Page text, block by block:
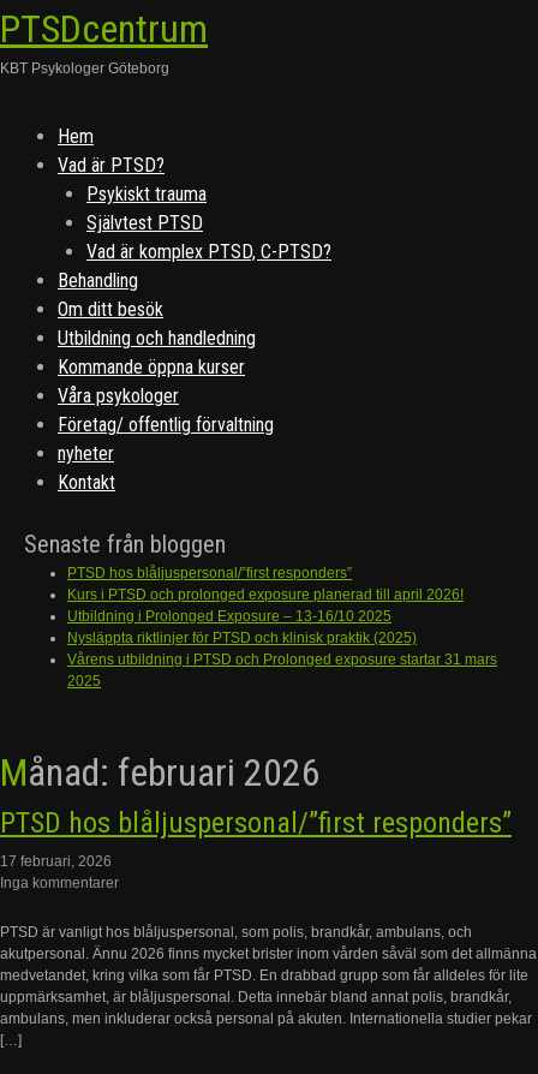
PTSDcentrum
KBT Psykologer Göteborg
Hem
Vad är PTSD?
Psykiskt trauma
Självtest PTSD
Vad är komplex PTSD, C-PTSD?
Behandling
Om ditt besök
Utbildning och handledning
Kommande öppna kurser
Våra psykologer
Företag/ offentlig förvaltning
nyheter
Kontakt
Senaste från bloggen
PTSD hos blåljuspersonal/”first responders”
Kurs i PTSD och prolonged exposure planerad till april 2026!
Utbildning i Prolonged Exposure – 13-16/10 2025
Nysläppta riktlinjer för PTSD och klinisk praktik (2025)
Vårens utbildning i PTSD och Prolonged exposure startar 31 mars
2025
Månad: februari 2026
PTSD hos blåljuspersonal/”first responders”
17 februari, 2026
Inga kommentarer
PTSD är vanligt hos blåljuspersonal, som polis, brandkår, ambulans, och
akutpersonal. Ännu 2026 finns mycket brister inom vården såväl som det allmänna
medvetandet, kring vilka som får PTSD. En drabbad grupp som får alldeles för lite
uppmärksamhet, är blåljuspersonal. Detta innebär bland annat polis, brandkår,
ambulans, men inkluderar också personal på akuten. Internationella studier pekar
[…]